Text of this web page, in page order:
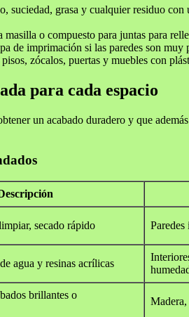
suciedad, grasa y cualquier residuo con
masilla o compuesto para juntas para
de imprimación si las paredes son
zócalos, puertas y muebles con
para cada espacio
un acabado duradero y que
secado rápido
agua y resinas acrílicas
brillantes o